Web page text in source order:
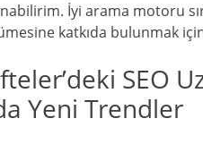
İyi arama motoru
katkıda bulunmak
SEO
Yeni Trendler